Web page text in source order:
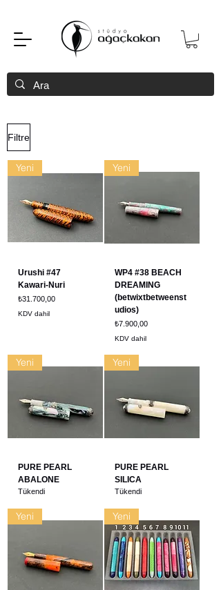
Filtre
Yeni
Urushi #47
Kawari-Nuri
Fiyat
₺31.700,00
KDV dahil
Yeni
WP4 #38 BEACH
DREAMING
(betwixtbetweenst
udios)
Fiyat
₺7.900,00
KDV dahil
Yeni
PURE PEARL
ABALONE
Tükendi
Yeni
PURE PEARL
SILICA
Tükendi
Yeni Yeni